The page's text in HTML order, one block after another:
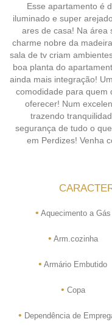
Esse apartamento é
iluminado e super
ares de casa! Na área
charme nobre da
sala de tv criam
boa planta do
ainda mais integração!
comodidade para quem
oferecer! Num
trazendo
segurança de tudo o
em Perdizes! Venha
• Aquecimento a Gás
• Arm.cozinha
• Armário Embutido
• Copa
• Dependência de